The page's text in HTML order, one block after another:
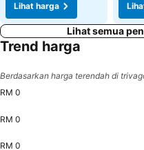
Lihat harga
Lihat semua
Trend harga
Berdasarkan harga terendah di
RM 0
RM 0
RM 0